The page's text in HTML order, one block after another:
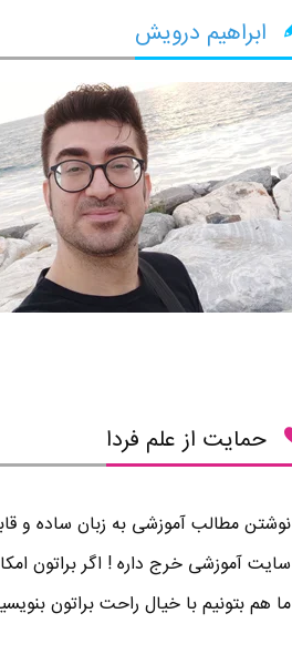
ابراهیم درویش
حمایت از علم فردا
نوشتن مطالب آموزشی به زبان ساده و
سایت آموزشی خرج داره ! اگر براتون
ما هم بتونیم با خیال راحت براتون